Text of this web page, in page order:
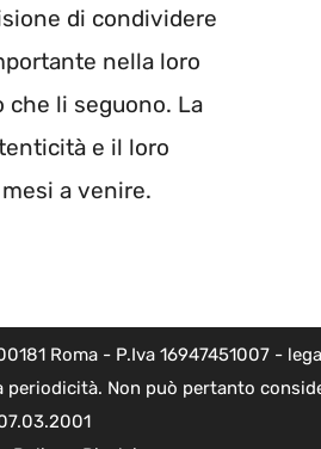
di condividere
nella loro
che li seguono. La
e il loro
a venire.
Roma - P.Iva 16947451007 -
Non può pertanto